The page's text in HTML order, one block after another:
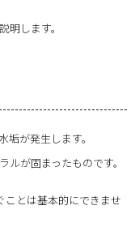
します。
が発生します。
が固まったものです。
ことは基本的にできませ